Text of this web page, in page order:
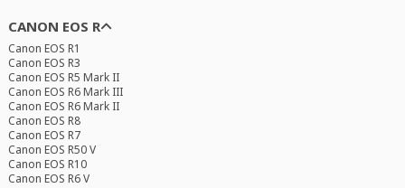
CANON EOS R
Canon EOS R1
Canon EOS R3
Canon EOS R5 Mark II
Canon EOS R6 Mark III
Canon EOS R6 Mark II
Canon EOS R8
Canon EOS R7
Canon EOS R50 V
Canon EOS R10
Canon EOS R6 V